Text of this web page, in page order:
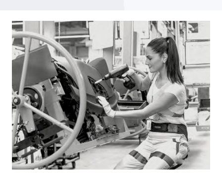
Convegno - “Ergonomia 4.0, prevention